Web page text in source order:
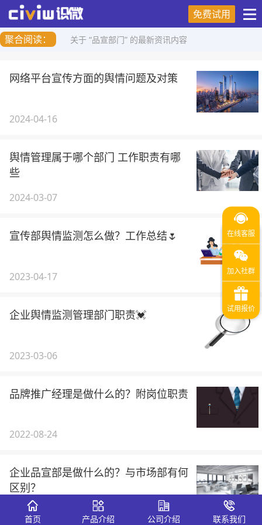
免费试用
聚合阅读：
关于 “品宣部门” 的最新资讯内容
网络平台宣传方面的舆情问题及对策
2024-04-16
舆情管理属于哪个部门 工作职责有哪
些
2024-03-07
宣传部舆情监测怎么做？工作总结🌷
2023-04-17
企业舆情监测管理部门职责💓
2023-03-06
品牌推广经理是做什么的？附岗位职责
2022-08-24
企业品宣部是做什么的？与市场部有何
区别？
2022-08-23
首页 产品介绍 公司介绍 联系我们